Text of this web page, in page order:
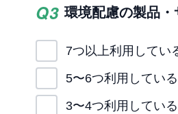
Q3 環境配慮の製品
7つ以上利用してい
5〜6つ利用している
3〜4つ利用している